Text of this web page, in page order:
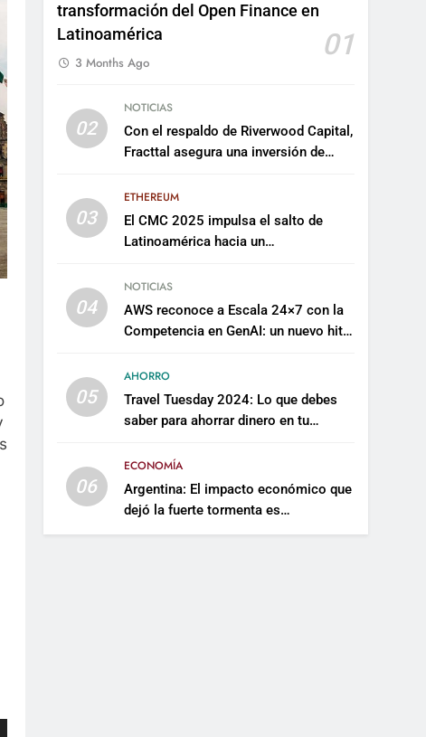
transformación del Open Finance en
Latinoamérica
01
3 Months Ago
02
NOTICIAS
Con el respaldo de Riverwood Capital,
Fracttal asegura una inversión de
plataforma
03
ETHEREUM
El CMC 2025 impulsa el salto de
Latinoamérica hacia un
sostenible
04
NOTICIAS
AWS reconoce a Escala 24×7 con la
Competencia en GenAI: un nuevo hito
artificial empresarial
05
AHORRO
Travel Tuesday 2024: Lo que debes
saber para ahorrar dinero en tu
06
ECONOMÍA
Argentina: El impacto económico que
dejó la fuerte tormenta es
incalculable